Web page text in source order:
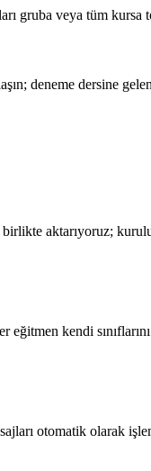
gruba veya tüm
deneme dersine
aktarıyoruz;
eğitmen kendi
otomatik olarak